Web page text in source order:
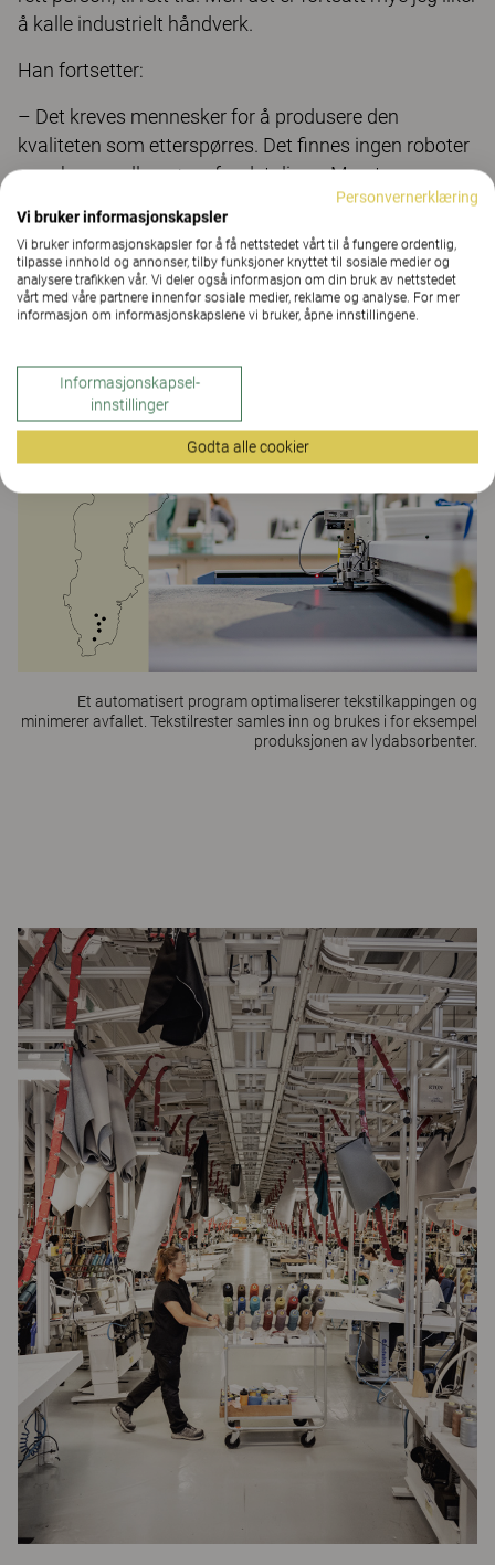
å kalle industrielt håndverk.
Han fortsetter:
– Det kreves mennesker for å produsere den
kvaliteten som etterspørres. Det ﬁnnes ingen roboter
som kan sy eller sørge for detaljene. Man trenger
Made in Sweden.Kinnarps fabrikker ligger i
Sverige: Kinnarp, Jönköping Skillingaryd og
Et automatisert program optimaliserer tekstilkappingen og
minimerer avfallet. Tekstilrester samles inn og brukes i for eksempel
produksjonen av lydabsorbenter.
Personvernerklæring
Vi bruker informasjonskapsler
Vi bruker informasjonskapsler for å få nettstedet vårt til å fungere ordentlig,
tilpasse innhold og annonser, tilby funksjoner knyttet til sosiale medier og
analysere trafikken vår. Vi deler også informasjon om din bruk av nettstedet
vårt med våre partnere innenfor sosiale medier, reklame og analyse. For mer
informasjon om informasjonskapslene vi bruker, åpne innstillingene.
Informasjonskapsel-
innstillinger
Godta alle cookier